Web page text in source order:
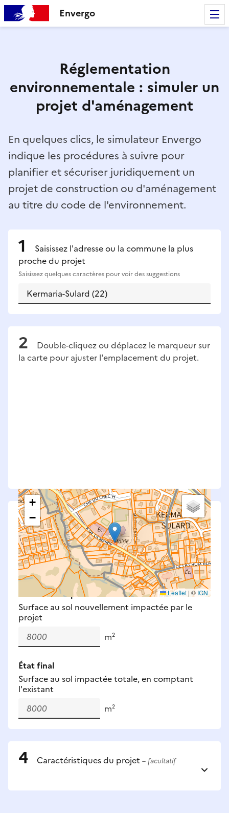
Envergo
Réglementation
environnementale : simuler un
projet d'aménagement
En quelques clics, le simulateur Envergo
indique les procédures à suivre pour
planifier et sécuriser juridiquement un
projet de construction ou d'aménagement
au titre du code de l'environnement.
Saisissez l'adresse ou la commune la plus
proche du projet
Saisissez quelques caractères pour voir des suggestions
Double-cliquez ou déplacez le marqueur sur
la carte pour ajuster l'emplacement du projet.
+
−
Leaflet | © IGN
Saisissez les surfaces aménagées par le projet
Surfaces à prendre en compte : bâti, voirie,
espaces verts, remblais et bassins — impacts
définitifs et temporaires (travaux).
Nouveaux impacts
Surface au sol nouvellement impactée par le
projet
m²
État final
Surface au sol impactée totale, en comptant
l'existant
m²
Caractéristiques du projet – facultatif